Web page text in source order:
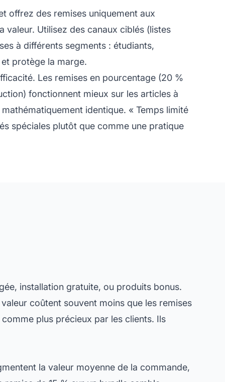
offrez des remises uniquement aux
Utilisez des canaux ciblés (listes
à différents segments : étudiants,
protège la marge.
Les remises en pourcentage (20 %
fonctionnent mieux sur les articles à
identique. « Temps limité
spéciales plutôt que comme une pratique
installation gratuite, ou produits bonus.
coûtent souvent moins que les remises
plus précieux par les clients. Ils
la valeur moyenne de la commande,